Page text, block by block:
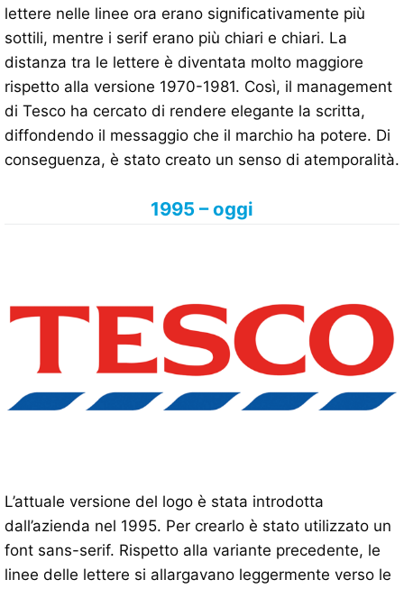
lettere nelle linee ora erano significativamente più
sottili, mentre i serif erano più chiari e chiari. La
distanza tra le lettere è diventata molto maggiore
rispetto alla versione 1970-1981. Così, il management
di Tesco ha cercato di rendere elegante la scritta,
diffondendo il messaggio che il marchio ha potere. Di
conseguenza, è stato creato un senso di atemporalità.
1995 – oggi
L’attuale versione del logo è stata introdotta
dall’azienda nel 1995. Per crearlo è stato utilizzato un
font sans-serif. Rispetto alla variante precedente, le
linee delle lettere si allargavano leggermente verso le